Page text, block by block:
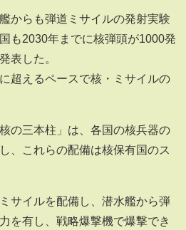
からも弾道ミサイルの発射実験
も2030年までに核弾頭が1000発
表した。
超えるペースで核・ミサイルの
の三本柱」は、各国の核兵器の
、これらの配備は核保有国のス
サイルを配備し、潜水艦から弾
を有し、戦略爆撃機で爆撃でき